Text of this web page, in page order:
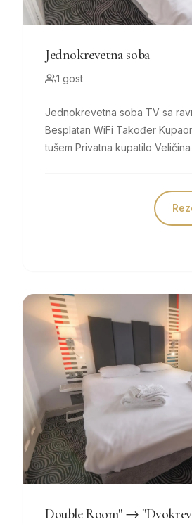
Jednokrevetna soba
1 gost
Jednokrevetna soba TV sa ravnim ekranom
Besplatan WiFi Također Kupaonica sa kadom ili
tušem Privatna kupatilo Veličina sobe: 8 m² 1 krevet
Double Room" →